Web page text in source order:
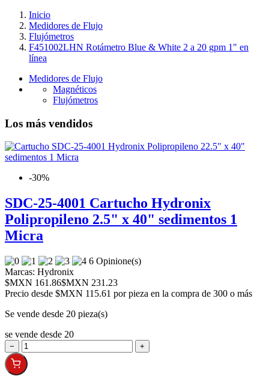
Inicio
Medidores de Flujo
Flujómetros
F451002LHN Rotámetro Blue & White 2 a 20 gpm 1" en
línea
Medidores de Flujo
Magnéticos
Flujómetros
Los más vendidos
-30%
SDC-25-4001 Cartucho Hydronix
Polipropileno 2.5" x 40" sedimentos 1
Micra
6 Opinione(s)
Marcas: Hydronix
$MXN 161.86$MXN 231.23
Precio desde $MXN 115.61 por pieza en la compra de 300 o más
Se vende desde 20 pieza(s)
se vende desde 20
− +